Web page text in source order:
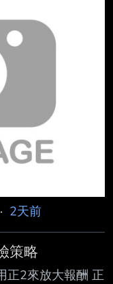
工程師本位看世
軟，不然他再一
在他的當沖成績
就是順風局。難
怕他去當小飛俠…
-- 我還真的不是
· 2天前
策略
正2來放大報酬 正